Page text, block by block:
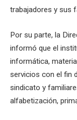
trabajadores y sus
Por su parte, la
informó que el
informática,
servicios con el fin
sindicato y
alfabetización,